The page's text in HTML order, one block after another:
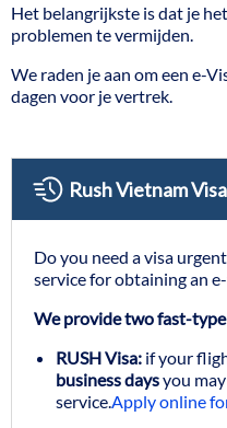
Het belangrijkste is dat je
problemen te vermijden.
We raden je aan om een e-
dagen voor je vertrek.
Rush Vietnam
Do you need a visa
service for obtaining an
We provide two fast-type
RUSH Visa: if your
business daysyou
service.Apply online